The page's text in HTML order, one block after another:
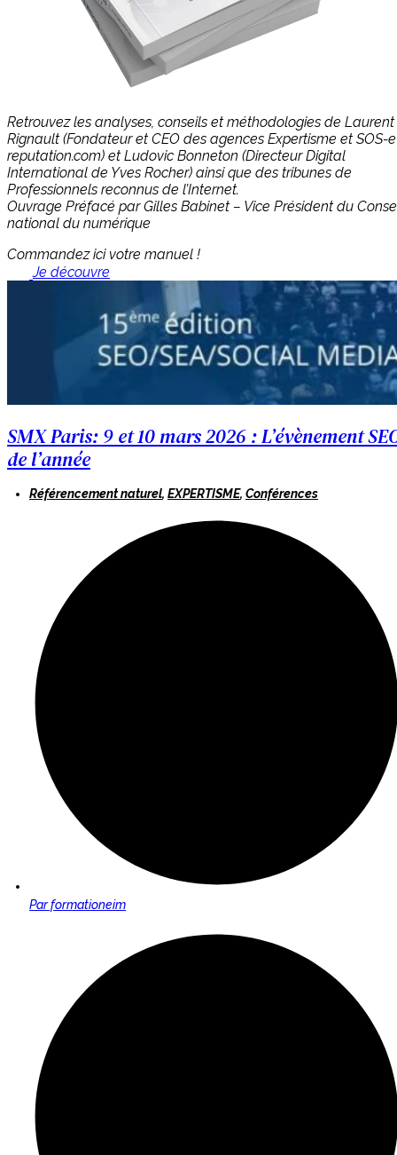
Retrouvez les analyses, conseils et méthodologies de Laurent
Rignault (Fondateur et CEO des agences Expertisme et SOS-
reputation.com) et Ludovic Bonneton (Directeur Digital
International de Yves Rocher) ainsi que des tribunes de
Professionnels reconnus de l’Internet.
Ouvrage Préfacé par Gilles Babinet – Vice Président du
national du numérique
Commandez ici votre manuel !
Je découvre
SMX Paris: 9 et 10 mars 2026 : L’évènement
de l’année
Référencement naturel, EXPERTISME, Conférences
Parformationeim